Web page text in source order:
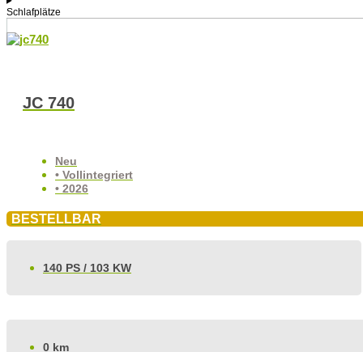
Schlafplätze
JC 740
Neu
• Vollintegriert
• 2026
BESTELLBAR
140 PS / 103 KW
0 km